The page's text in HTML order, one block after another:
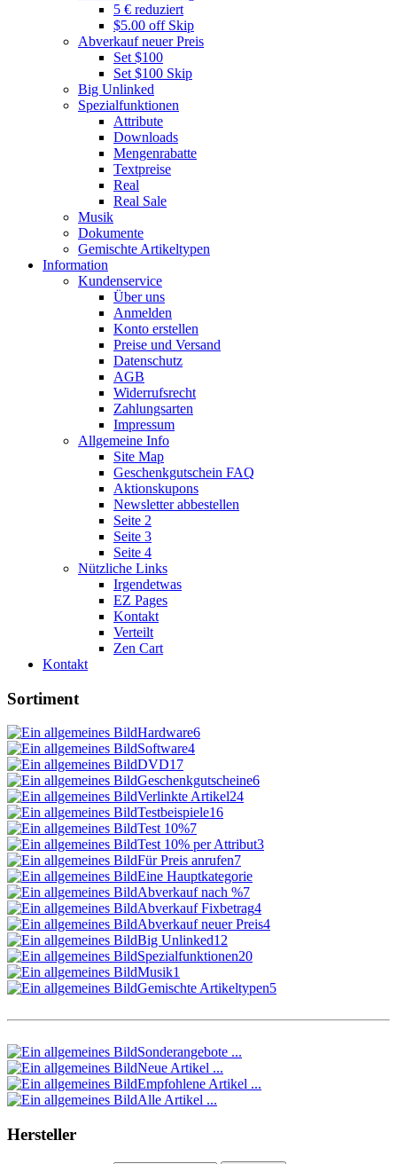
5 € reduziert
$5.00 off Skip
Abverkauf neuer Preis
Set $100
Set $100 Skip
Big Unlinked
Spezialfunktionen
Attribute
Downloads
Mengenrabatte
Textpreise
Real
Real Sale
Musik
Dokumente
Gemischte Artikeltypen
Information
Kundenservice
Über uns
Anmelden
Konto erstellen
Preise und Versand
Datenschutz
AGB
Widerrufsrecht
Zahlungsarten
Impressum
Allgemeine Info
Site Map
Geschenkgutschein FAQ
Aktionskupons
Newsletter abbestellen
Seite 2
Seite 3
Seite 4
Nützliche Links
Irgendetwas
EZ Pages
Kontakt
Verteilt
Zen Cart
Kontakt
Sortiment
Hardware6
Software4
DVD17
Geschenkgutscheine6
Verlinkte Artikel24
Testbeispiele16
Test 10%7
Test 10% per Attribut3
Für Preis anrufen7
Eine Hauptkategorie
Abverkauf nach %7
Abverkauf Fixbetrag4
Abverkauf neuer Preis4
Big Unlinked12
Spezialfunktionen20
Musik1
Gemischte Artikeltypen5
Sonderangebote ...
Neue Artikel ...
Empfohlene Artikel ...
Alle Artikel ...
Hersteller